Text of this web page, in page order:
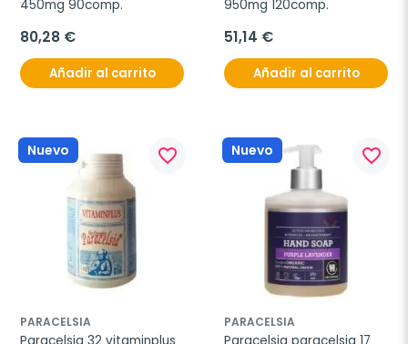
450mg 90comp.
80,28 €
Añadir al carrito
950mg 120comp.
51,14 €
Añadir al carrito
Nuevo favorite_border
PARACELSIA
Nuevo favorite_border
PARACELSIA